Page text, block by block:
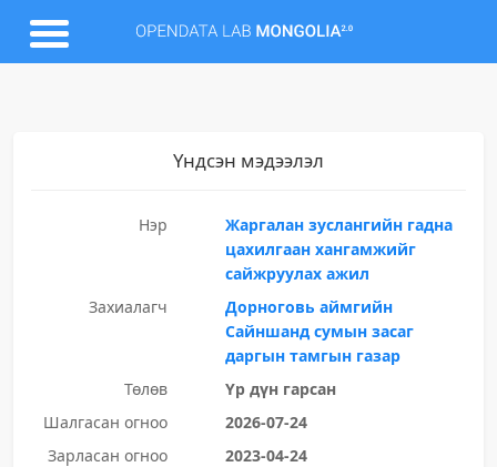
Үндсэн мэдээлэл
Нэр
Жаргалан зуслангийн гадна
цахилгаан хангамжийг
сайжруулах ажил
Захиалагч
Дорноговь аймгийн
Сайншанд сумын засаг
даргын тамгын газар
Төлөв
Үр дүн гарсан
Шалгасан огноо
2026-07-24
Зарласан огноо
2023-04-24